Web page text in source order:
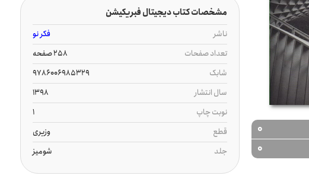
0
0
مشخصات کتاب دیجیتال فبریکیشن
ناشر
فکر نو
تعداد صفحات
258 صفحه
شابک
9786006985329
سال انتشار
1398
نوبت چاپ
1
قطع
وزیری
جلد
شومیز